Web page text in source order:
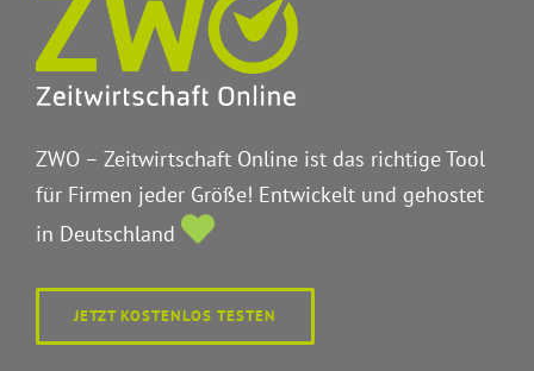
ZWO – Zeitwirtschaft Online ist das richtige Tool
für Firmen jeder Größe! Entwickelt und gehostet
in Deutschland
JETZT KOSTENLOS TESTEN